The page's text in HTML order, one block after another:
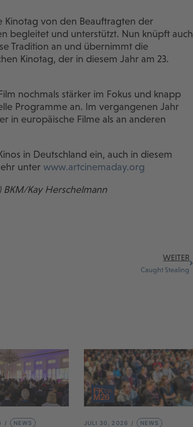
Kinotag von den Beauftragten der
begleitet und unterstützt. Nun knüpft auch
Tradition an und übernimmt die
Kinotag, der in diesem Jahr am 23.
nochmals stärker im Fokus und knapp
Programme an. Im vergangenen Jahr
in europäische Filme als an anderen
in Deutschland ein, auch in diesem
unter www.artcinemaday.org
BKM/Kay Herschelmann
WEITER
Caught Stealing
NEWS JULI 30, 2026 NEWS